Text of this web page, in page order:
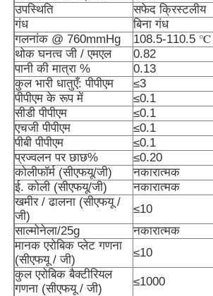
घर
उत्पाद
उपस्थिति
सफेद क्रिस्टलीय
गंध
बिना गंध
गलनांक @ 760mmHg
108.5-110.5 ℃
थोक घनत्व जी / एमएल
0.82
पानी की मात्रा %
0.13
कुल भारी धातुएँ: पीपीएम
≤3
पीपीएम के रूप में
≤0.1
सीडी पीपीएम
≤0.1
एचजी पीपीएम
≤0.1
पीबी पीपीएम
≤0.1
प्रज्वलन पर छाछ%
≤0.20
कोलीफॉर्म (सीएफयू/जी)
नकारात्मक
ई. कोली (सीएफयू/जी)
नकारात्मक
खमीर / ढालना (सीएफयू /
जी)
≤10
साल्मोनेला/25g
नकारात्मक
मानक एरोबिक प्लेट गणना
(सीएफयू / जी)
≤10
कुल एरोबिक बैक्टीरियल
गणना (सीएफयू / जी)
≤1000